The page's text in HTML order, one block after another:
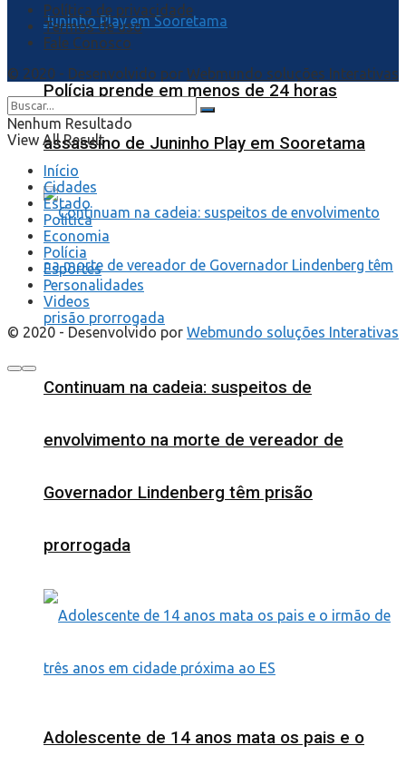
Polícia prende em menos de 24 horas
assassino de Juninho Play em Sooretama
Continuam na cadeia: suspeitos de
envolvimento na morte de vereador de
Governador Lindenberg têm prisão
prorrogada
Adolescente de 14 anos mata os pais e o
Política de privacidade
Termos de uso
Fale Conosco
© 2020 - Desenvolvido por Webmundo soluções Interativas
Nenhum Resultado
View All Result
Início
Cidades
Estado
Política
Economia
Polícia
Esportes
Personalidades
Videos
© 2020 - Desenvolvido por Webmundo soluções Interativas